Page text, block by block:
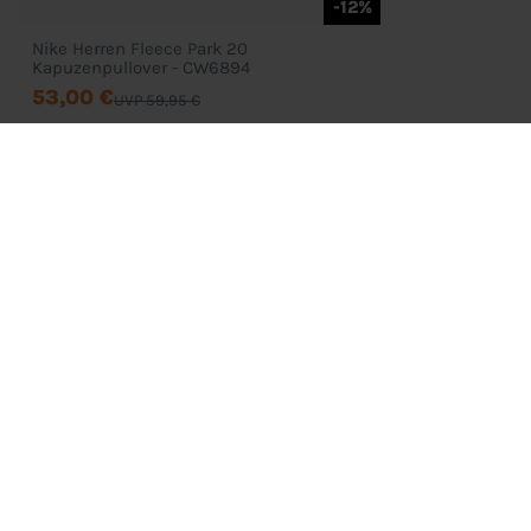
-12%
Nike Herren Fleece Park 20
Kapuzenpullover - CW6894
UVP 59,95 €
53,00 €